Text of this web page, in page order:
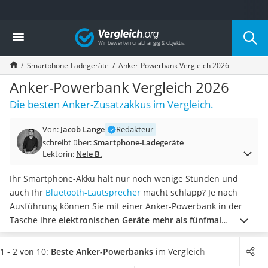
Die beliebtesten Vergleiche nach Kategorie
Elektronik
Powerstation
Monitor 32 Zoll 4K
Fernseher
Drucker
Desktop-PC
Diascanner
Laser-Multifunktionsdrucker
Powerstation mit Solarpanel
Gaming-PC
Soundbar
17-Zoll-Laptop
Satellitenschüssel
Gaming-Headset
Vergleich
Smartphone-Ladegeräte Anker-Powerbank Vergleich 2026
Anker-Powerbank Vergleich 2026
Die besten Anker-Zusatzakkus im Vergleich.
Von: Jacob Lange
Redakteur
schreibt über:Smartphone-Ladegeräte
Lektorin: Nele B.
Ihr Smartphone-Akku hält nur noch wenige Stunden und
auch Ihr Bluetooth-Lautsprecher macht schlapp? Je nach
Ausführung können Sie mit einer Anker-Powerbank in der
Tasche Ihre elektronischen Geräte mehr als fünfmal
vollständig laden. Verschiedene Online-Tests zeigen zudem,
dassselbst Powerbanks mit großer Akkukapazität lediglich
1 - 2 von 10: Beste Anker-Powerbanks im Vergleich